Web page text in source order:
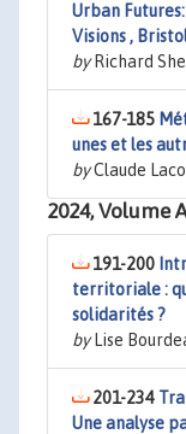
Urban
Visions ,
byRichard
167-185
unes et les
byClaude
2024, Volume
191-200
territoriale :
solidarités ?
byLise
201-234
Une analyse